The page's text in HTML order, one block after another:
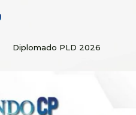
Diplomado PLD 2026